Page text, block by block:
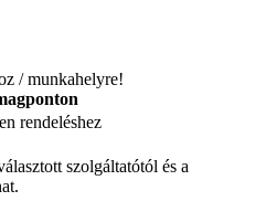
/ munkahelyre!
rendeléshez
szolgáltatótól és a